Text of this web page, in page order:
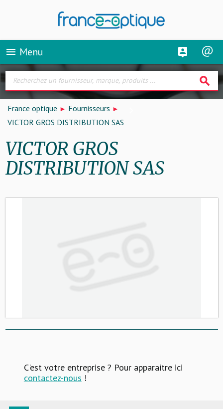
menu Menu
search
France optique
Fournisseurs
VICTOR GROS DISTRIBUTION SAS
VICTOR GROS
DISTRIBUTION SAS
C'est votre entreprise ? Pour apparaitre ici
contactez-nous !